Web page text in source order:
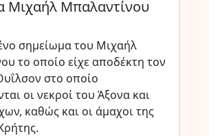
Μιχαήλ Μπαλαντίνου
σημείωμα του Μιχαήλ
το οποίο είχε αποδέκτη τον
στο οποίο
οι νεκροί του Άξονα και
καθώς και οι άμαχοι της